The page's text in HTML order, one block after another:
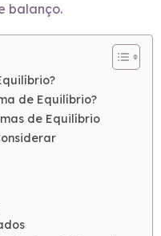
balanço.
de Equilíbrio?
de Equilíbrio